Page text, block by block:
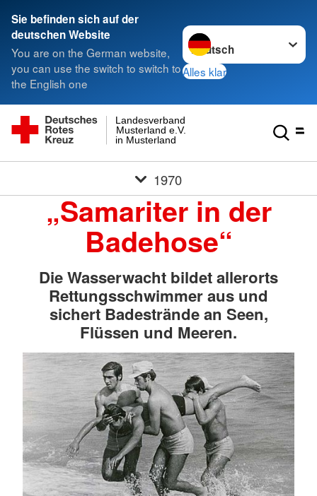
Sie befinden sich auf der
deutschen Website
You are on the German website,
you can use the switch to switch to
the English one
Sprache wechseln zu
Alles klar
in Musterland
Musterland e.V.
Landesverband
1970
„Samariter in der
Badehose“
Die Wasserwacht bildet allerorts
Rettungsschwimmer aus und
sichert Badestrände an Seen,
Flüssen und Meeren.